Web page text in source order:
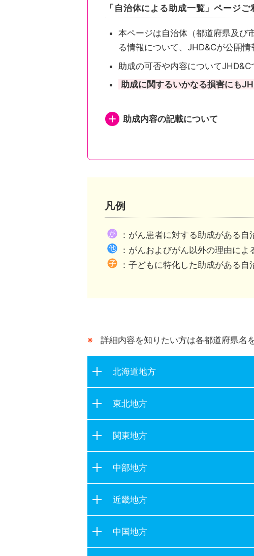
「自治体による助成一覧」ページ
本ページは自治体（都道府県及び
る情報について、JHD&Cが公開
助成の可否や内容について
助成に関するいかなる損害にも
助成内容の記載について
都道府県が行う助成との併用
凡例
：がん患者に対する助成がある自
：がんおよびがん以外の理由に
：子どもに特化した助成がある自
詳細内容を知りたい方は各都道府県名
北海道地方
北海道
東北地方
青森県
宮城県
秋田県
山形県
福島県
関東地方
茨城県
群馬県
埼玉県
千葉県
東京都
中部地方
新潟県
石川県
福井県
近畿地方
滋賀県
中国地方